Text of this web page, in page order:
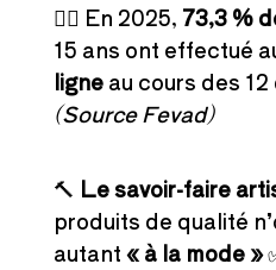
👉🏻 En 2025, 73,3 %
15 ans ont effectué
ligneau cours des
(Source Fevad)
🔨 Le savoir-faire
produits de qualité
autant« à la mode »